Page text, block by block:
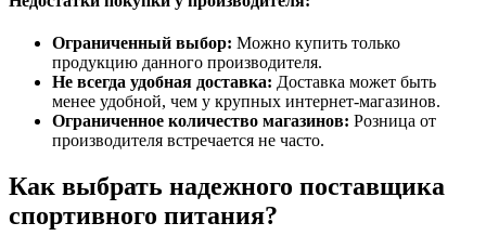
Ограниченный выбор: Можно купить только
продукцию данного производителя.
Не всегда удобная доставка: Доставка может быть
менее удобной, чем у крупных интернет-магазинов.
Ограниченное количество магазинов: Розница от
производителя встречается не часто.
Как выбрать надежного поставщика
спортивного питания?